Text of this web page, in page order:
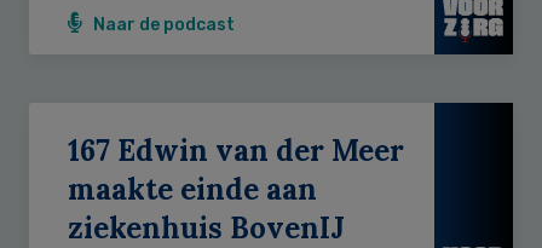
Naar de podcast
167 Edwin van der Meer
maakte einde aan
ziekenhuis BovenIJ